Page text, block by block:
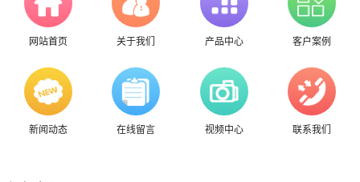
网站首页 关于我们 产品中心 客户案例
新闻动态 在线留言 视频中心 联系我们